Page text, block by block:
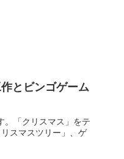
とビンゴゲーム
。「クリスマス」をテ
スマスツリー」、ゲ